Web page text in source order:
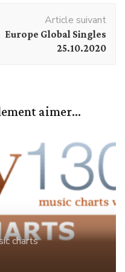
Article suivant
Europe Global Singles
25.10.2020
aimer...
charts